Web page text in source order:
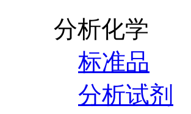
分析化学
标准品
分析试剂